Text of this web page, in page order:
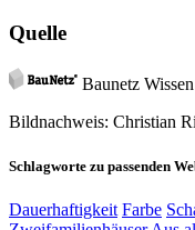
Quelle
Baunetz
Bildnachweis: Christian
Schlagworte zu passenden
Dauerhaftigkeit Farbe